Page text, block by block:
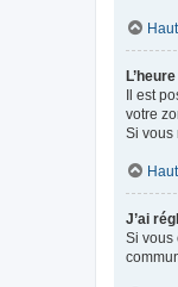
Haut
Il est
votre
Si vous
Haut
J’ai
Si vous